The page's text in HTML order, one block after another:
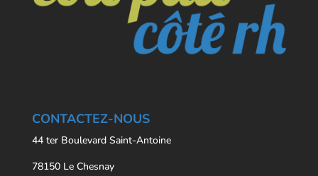
CONTACTEZ-NOUS
44 ter Boulevard Saint-Antoine
78150 Le Chesnay